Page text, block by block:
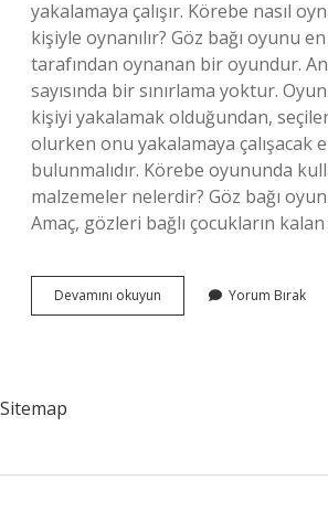
yakalamaya çalışır. Körebe nasıl
kişiyle oynanılır? Göz bağı oyunu
tarafından oynanan bir oyundur.
sayısında bir sınırlama yoktur.
kişiyi yakalamak olduğundan,
olurken onu yakalamaya çalışacak
bulunmalıdır. Körebe oyununda
malzemeler nelerdir? Göz bağı
Amaç, gözleri bağlı çocukların
Devamını okuyun
Nasıl
Yorum Bırak
Sitemap